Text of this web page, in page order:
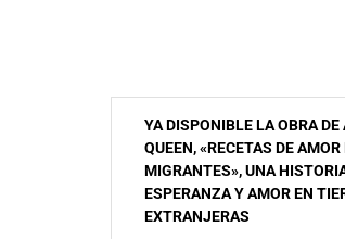
Navegación
entradas
YA DISPONIBLE LA OBRA DE
QUEEN, «RECETAS DE AMOR
MIGRANTES», UNA
ESPERANZA Y AMOR EN
EXTRANJERAS